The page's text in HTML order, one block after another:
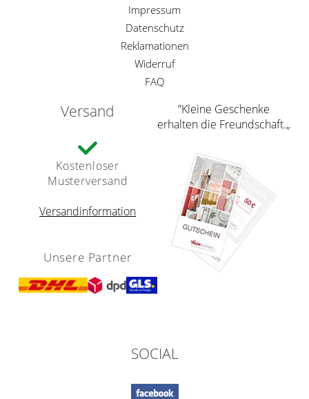
Impressum
Datenschutz
Reklamationen
Widerruf
FAQ
Versand
Kostenloser
Musterversand
Versandinformation
Unsere Partner
”Kleine Geschenke
erhalten die Freundschaft.„
SOCIAL